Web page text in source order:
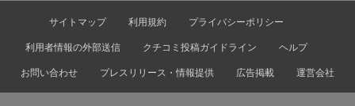
サイトマップ 利用規約
プライバシーポリシー
利用者情報の外部送信
クチコミ投稿ガイドライン
ヘルプ
お問い合わせ
プレスリリース・情報提供 広告掲載 運営会社